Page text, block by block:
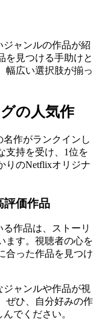
ャンルの作品が紹
を見つける手助けと
幅広い選択肢が揃っ
の人気作
作がランクインし
支持を受け、1位を
りのNetflixオリジナ
評価作品
作品は、ストーリ
ます。視聴者の心を
合った作品を見つけ
ャンルや作品が視
ぜひ、自分好みの作
でください。